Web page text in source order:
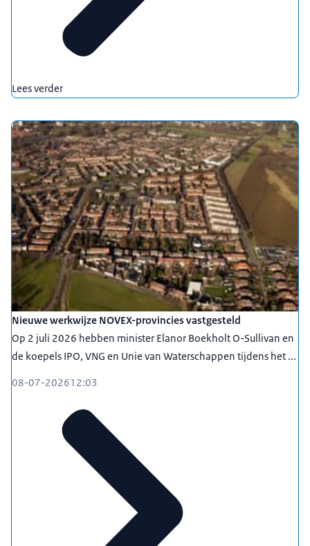
Lees verder
Nieuwe werkwijze NOVEX-provincies vastgesteld
Op 2 juli 2026 hebben minister Elanor Boekholt O-Sullivan en
de koepels IPO, VNG en Unie van Waterschappen tijdens het ...
08-07-202612:03